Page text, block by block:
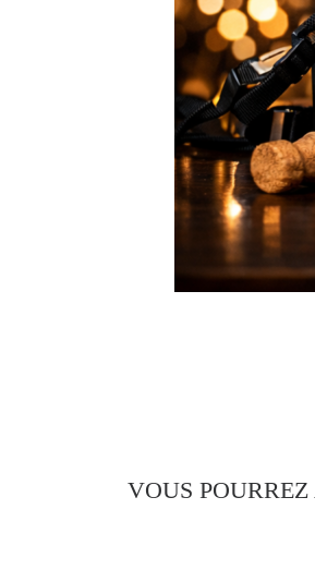
VOUS POURREZ